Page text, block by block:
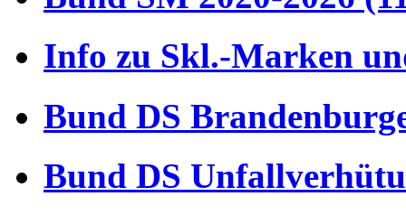
Info zu Skl.-Marken
Bund DS
Bund DS